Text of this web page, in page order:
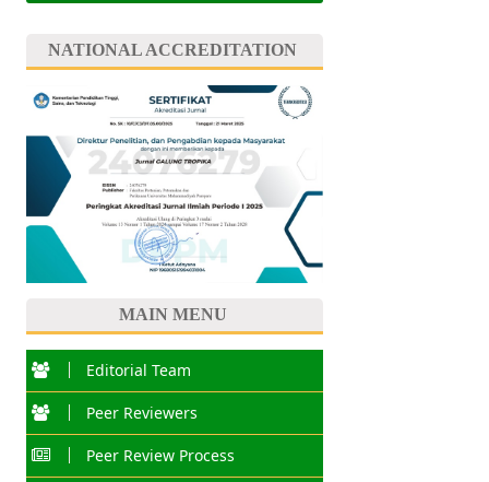
NATIONAL ACCREDITATION
MAIN MENU
Editorial Team
Peer Reviewers
Peer Review Process